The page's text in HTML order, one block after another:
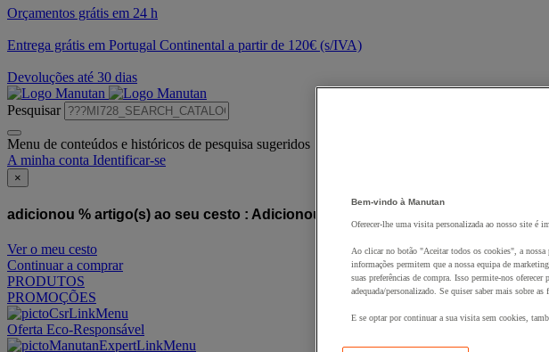
Orçamentos grátis em 24 h
Entrega grátis em Portugal Continental a partir de 120€ (s/IVA)
Devoluções até 30 dias
Pesquisar
Menu de conteúdos e históricos de pesquisa sugeridos
A minha conta Identificar-se
×
adicionou % artigo(s) ao seu cesto : Adicionou este artigo ao seu cesto :
Ver o meu cesto
Continuar a comprar
PRODUTOS
PROMOÇÕES
Oferta Eco-Responsável
Bem-vindo à Manutan
Oferecer-lhe uma visita personalizada ao nosso site é
Ao clicar no botão "Aceitar todos os cookies", a nossa
informações permitem que a nossa equipa de
suas preferências de compra. Isso permite-nos oferecer
adequada/personalizado. Se quiser saber mais sobre
E se optar por continuar a sua visita sem cookies,